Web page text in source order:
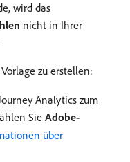
wird das
nicht in Ihrer
zu erstellen:
Analytics zum
Sie Adobe-
über